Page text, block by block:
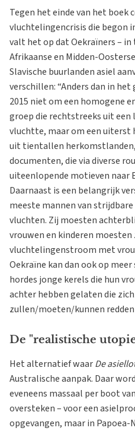
Tegen het einde van het
vluchtelingencrisis die begon
valt het op dat Oekraïners –
Afrikaanse en Midden-
Slavische buurlanden asiel
verschillen: “Anders dan in
2015 niet om een homogene
groep die rechtstreeks uit een
vluchtte, maar om een
uit tientallen
documenten, die via diverse
uiteenlopende motieven naar
Daarnaast is een belangrijk
meeste mannen van
vluchten. Zij moesten
vrouwen en kinderen moesten
vluchtelingenstroom met
Oekraïne kan dan ook op
hordes jonge kerels die hun
achter hebben gelaten die
zullen/moeten/kunnen
De "realistische
Het alternatief waarDe
Australische aanpak. Daar
eveneens massaal per boot
oversteken – voor een
opgevangen, maar in Papoea-